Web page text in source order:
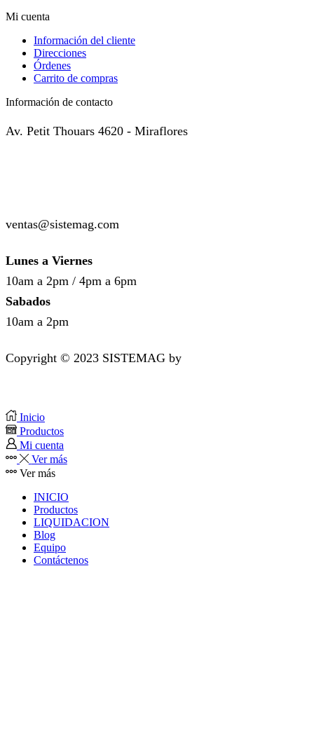
Mi cuenta
Información del cliente
Direcciones
Órdenes
Carrito de compras
Información de contacto
Av. Petit Thouars 4620 - Miraflores
ventas@sistemag.com
Lunes a Viernes
10am a 2pm / 4pm a 6pm
Sabados
10am a 2pm
Copyright © 2023 SISTEMAG by
Inicio
Productos
Mi cuenta
Ver más
Ver más
INICIO
Productos
LIQUIDACION
Blog
Equipo
Contáctenos